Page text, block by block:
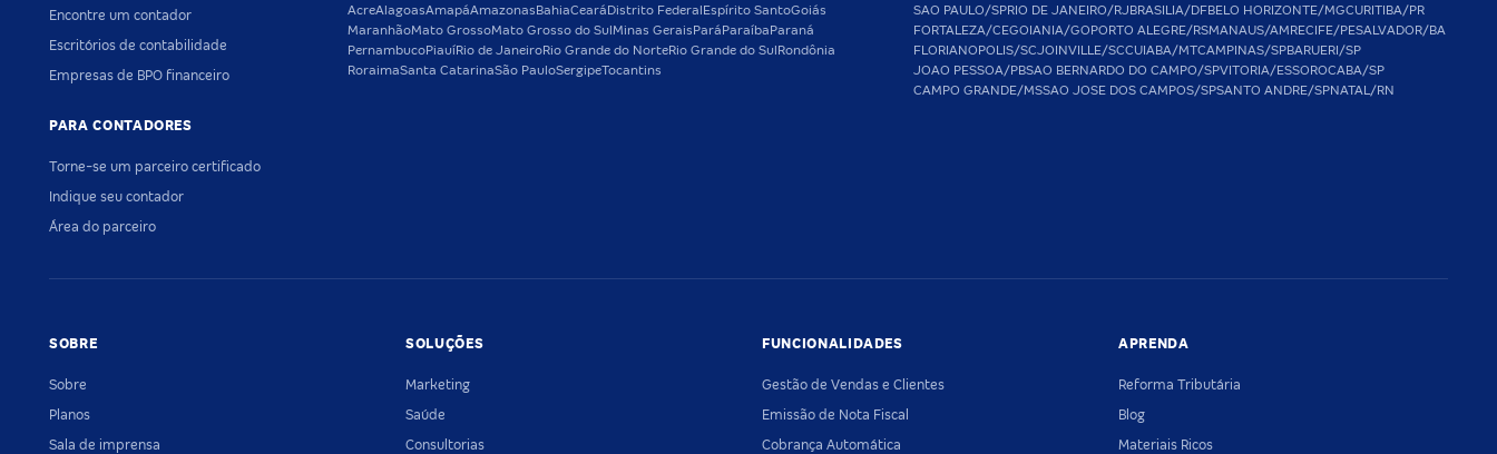
Encontre um contador
Escritórios de contabilidade
Empresas de BPO financeiro
PARA CONTADORES
Torne-se um parceiro certificado
Indique seu contador
Área do parceiro
AcreAlagoasAmapáAmazonasBahiaCearáDistrito FederalEspírito SantoGoiás
MaranhãoMato GrossoMato Grosso do SulMinas GeraisParáParaíbaParaná
PernambucoPiauíRio de JaneiroRio Grande do NorteRio Grande do SulRondônia
RoraimaSanta CatarinaSão PauloSergipeTocantins
SAO PAULO/SPRIO DE JANEIRO/RJBRASILIA/DFBELO HORIZONTE/MGCURITIBA/PR
FORTALEZA/CEGOIANIA/GOPORTO ALEGRE/RSMANAUS/AMRECIFE/PESALVADOR/BA
FLORIANOPOLIS/SCJOINVILLE/SCCUIABA/MTCAMPINAS/SPBARUERI/SP
JOAO PESSOA/PBSAO BERNARDO DO CAMPO/SPVITORIA/ESSOROCABA/SP
CAMPO GRANDE/MSSAO JOSE DOS CAMPOS/SPSANTO ANDRE/SPNATAL/RN
SOBRE
Sobre
Planos
Sala de imprensa
SOLUÇÕES
Marketing
Saúde
Consultorias
FUNCIONALIDADES
Gestão de Vendas e Clientes
Emissão de Nota Fiscal
Cobrança Automática
APRENDA
Reforma Tributária
Blog
Materiais Ricos